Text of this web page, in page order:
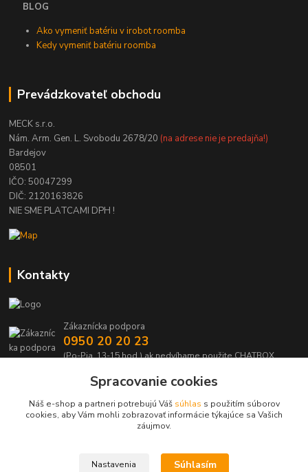
BLOG
Ako vymeniť batériu v irobot roomba
Kedy vymeniť batériu roomba
Prevádzkovateľ obchodu
MECK s.r.o.
Nám. Arm. Gen. L. Svobodu 2678/20 (na adrese nie je predajňa!)
Bardejov
08501
IČO: 50047299
DIČ: 2120163826
NIE SME PLATCAMI DPH !
Kontakty
Zákaznícka podpora
0950 20 20 23
(Po-Pia, 13-15 hod.) ak nedvíhame použite CHATBOX
info@kabelmanie.skSpracovanie cookies
Náš e-shop a partneri potrebujú Váš súhlas s použitím súborov
cookies, aby Vám mohli zobrazovať informácie týkajúce sa Vašich
záujmov.
Nastavenia Súhlasím